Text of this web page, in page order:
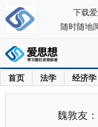
首页 法学 经济学
魏敦友
下载
随时随地